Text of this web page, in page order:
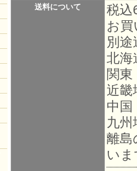
送料について
税込
お
別
北海
関東
近畿
中国
九州
離島
い